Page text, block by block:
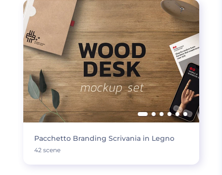
Pacchetto Branding Scrivania in Legno
42 scene